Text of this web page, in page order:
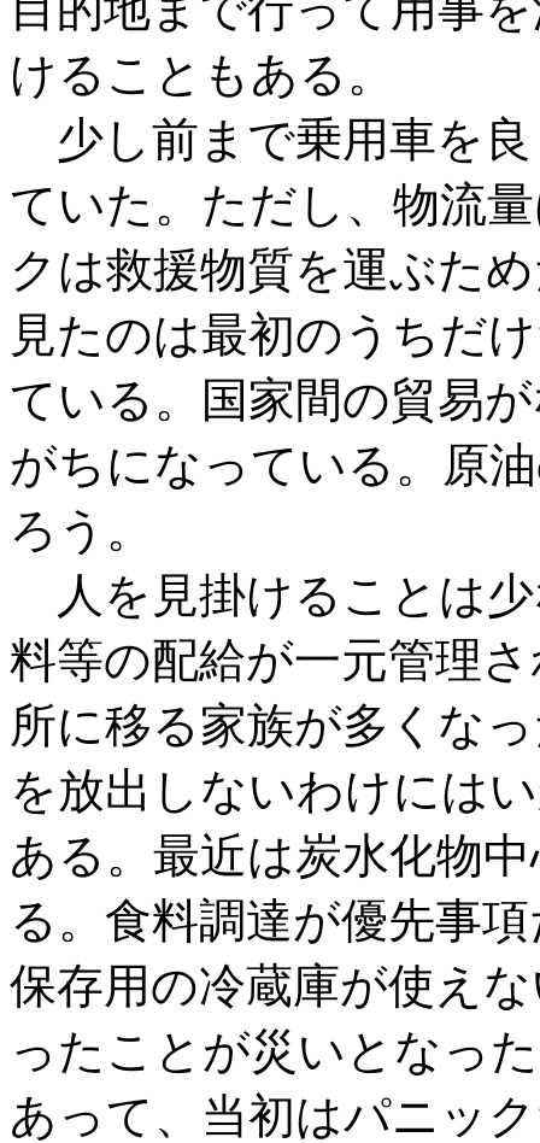
けることもある。
少し前まで乗用車を
ていた。ただし、物流
クは救援物質を運ぶた
見たのは最初のうちだ
ている。国家間の貿易
がちになっている。原
ろう。
人を見掛けることは
料等の配給が一元管理
所に移る家族が多くな
を放出しないわけには
ある。最近は炭水化物
る。食料調達が優先事
保存用の冷蔵庫が使え
ったことが災いとなっ
あって、当初はパニッ